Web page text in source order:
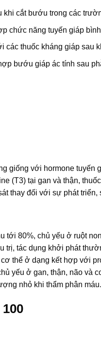
cắt bướu trong các
chức năng tuyến giáp
thuốc kháng giáp sau
bướu giáp ác tính sau
giống với hormone
(T3) tại gan và thận,
thay đối với sự phát
tới 80%, chủ yếu ở ruột
trị, tác dụng khởi phát
thể ở dạng kết hợp với
yếu ở gan, thận, não và
nhỏ khi thẩm phân máu.